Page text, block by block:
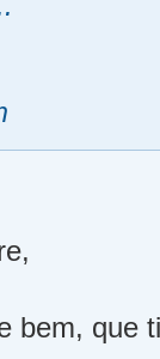
bem, que